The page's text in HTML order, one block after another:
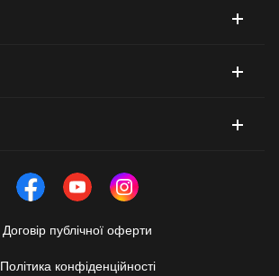
Договір публічної оферти
Політика конфіденційності